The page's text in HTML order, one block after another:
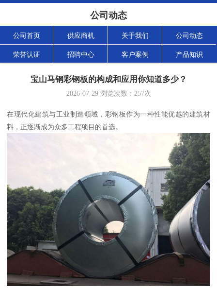
公司动态
公司首页 供应商机 关于我们 公司动态
荣誉认证 招聘中心 客户案例 产品知识
宝山马钢彩钢板的构成和应用你知道多少？
2026-07-29浏览次数： 257次
在现代化建筑与工业制造领域，彩钢板作为一种性能优越的建筑材
料，正逐渐成为众多工程项目的首选。